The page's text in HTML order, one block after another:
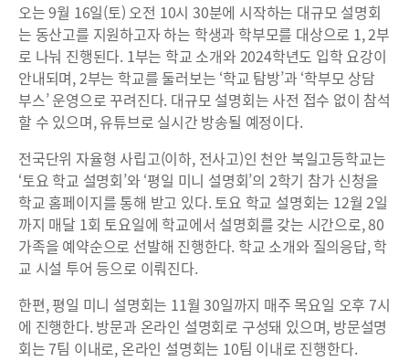
오는 9월 16일(토) 오전 10시 30분에 시작하는 대규모 설명회
는 동산고를 지원하고자 하는 학생과 학부모를 대상으로 1, 2부
로 나눠 진행된다. 1부는 학교 소개와 2024학년도 입학 요강이
안내되며, 2부는 학교를 둘러보는 ‘학교 탐방’과 ‘학부모 상담
부스’ 운영으로 꾸려진다. 대규모 설명회는 사전 접수 없이 참석
할 수 있으며, 유튜브로 실시간 방송될 예정이다.
전국단위 자율형 사립고(이하, 전사고)인 천안 북일고등학교는
‘토요 학교 설명회’와 ‘평일 미니 설명회’의 2학기 참가 신청을
학교 홈페이지를 통해 받고 있다. 토요 학교 설명회는 12월 2일
까지 매달 1회 토요일에 학교에서 설명회를 갖는 시간으로, 80
가족을 예약순으로 선발해 진행한다. 학교 소개와 질의응답, 학
교 시설 투어 등으로 이뤄진다.
한편, 평일 미니 설명회는 11월 30일까지 매주 목요일 오후 7시
에 진행한다. 방문과 온라인 설명회로 구성돼 있으며, 방문설명
회는 7팀 이내로, 온라인 설명회는 10팀 이내로 진행한다.